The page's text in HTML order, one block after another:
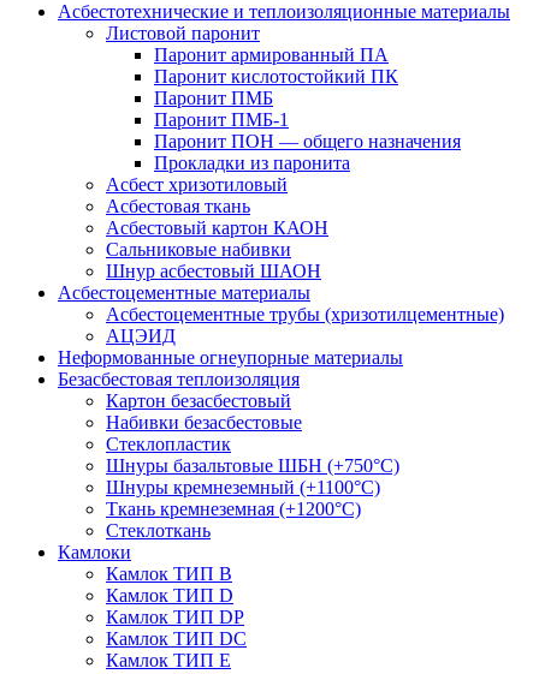
Асбестотехнические и теплоизоляционные материалы
Листовой паронит
Паронит армированный ПА
Паронит кислотостойкий ПК
Паронит ПМБ
Паронит ПМБ-1
Паронит ПОН — общего назначения
Прокладки из паронита
Асбест хризотиловый
Асбестовая ткань
Асбестовый картон КАОН
Сальниковые набивки
Шнур асбестовый ШАОН
Асбестоцементные материалы
Асбестоцементные трубы (хризотилцементные)
АЦЭИД
Неформованные огнеупорные материалы
Безасбестовая теплоизоляция
Картон безасбестовый
Набивки безасбестовые
Стеклопластик
Шнуры базальтовые ШБН (+750°С)
Шнуры кремнеземный (+1100°С)
Ткань кремнеземная (+1200°С)
Стеклоткань
Камлоки
Камлок ТИП B
Камлок ТИП D
Камлок ТИП DP
Камлок ТИП DС
Камлок ТИП E